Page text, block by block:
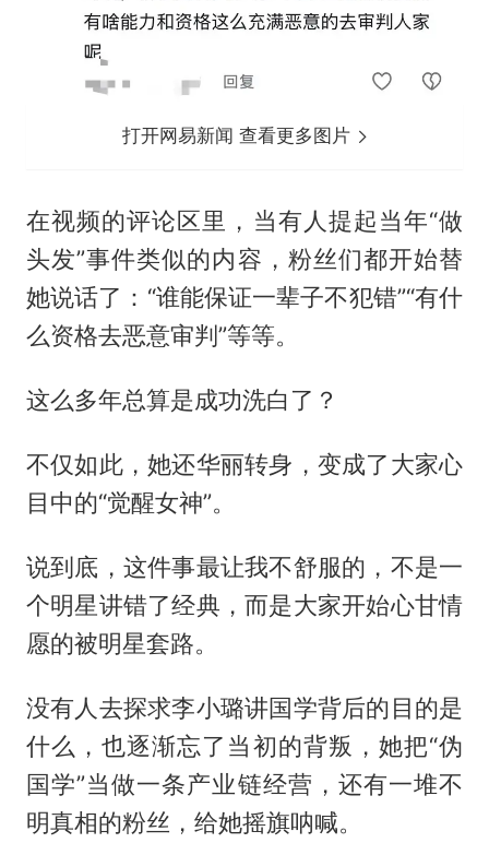
打开网易新闻 查看更多图片
在视频的评论区里，当有人提起当年“做
头发”事件类似的内容，粉丝们都开始替
她说话了：“谁能保证一辈子不犯错”“有什
么资格去恶意审判”等等。
这么多年总算是成功洗白了？
不仅如此，她还华丽转身，变成了大家心
目中的“觉醒女神”。
说到底，这件事最让我不舒服的，不是一
个明星讲错了经典，而是大家开始心甘情
愿的被明星套路。
没有人去探求李小璐讲国学背后的目的是
什么，也逐渐忘了当初的背叛，她把“伪
国学”当做一条产业链经营，还有一堆不
明真相的粉丝，给她摇旗呐喊。